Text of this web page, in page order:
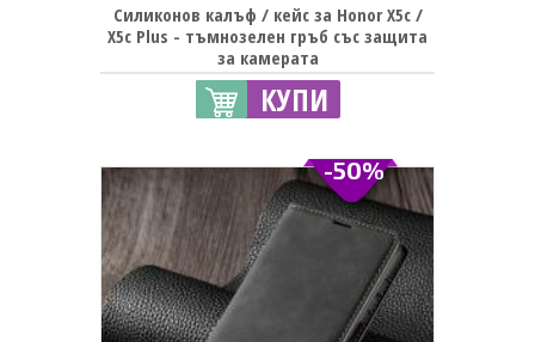
Силиконов калъф / кейс за Honor X5c /
X5c Plus - тъмнозелен гръб със защита
за камерата
КУПИ
-50%